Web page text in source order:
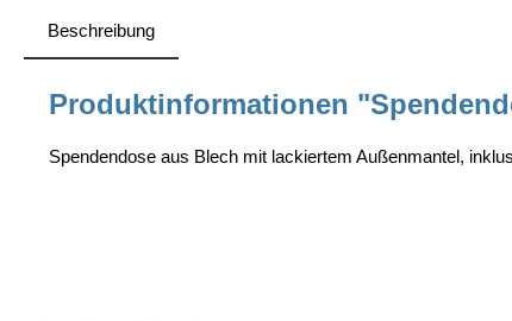
Beschreibung
Produktinformationen
Spendendose aus Blech mit lackiertem Außenmantel,